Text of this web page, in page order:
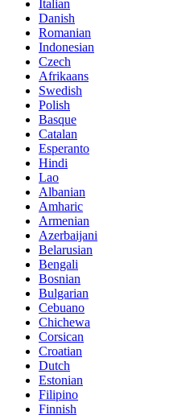
Italian
Danish
Romanian
Indonesian
Czech
Afrikaans
Swedish
Polish
Basque
Catalan
Esperanto
Hindi
Lao
Albanian
Amharic
Armenian
Azerbaijani
Belarusian
Bengali
Bosnian
Bulgarian
Cebuano
Chichewa
Corsican
Croatian
Dutch
Estonian
Filipino
Finnish